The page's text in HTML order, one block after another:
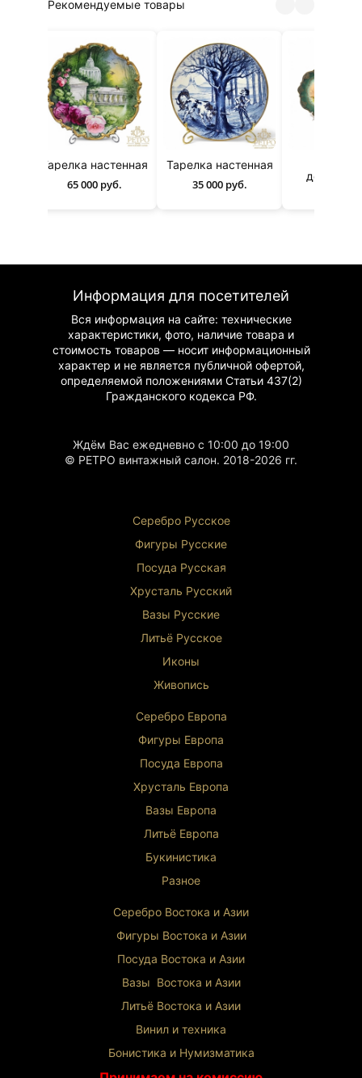
Рекомендуемые товары
Тарелка настенная
65 000 руб.
Тарелка настенная
35 000 руб.
Информация для посетителей
Вся информация на сайте: технические
характеристики, фото, наличие товара и
стоимость товаров — носит информационный
характер и не является публичной офертой,
определяемой положениями Статьи 437(2)
Гражданскогокодекса РФ.
Ждём Вас ежедневно с 10:00 до 19:00
© РЕТРО винтажный салон. 2018-2026 гг.
Серебро Русское
Фигуры Русские
Посуда Русская
Хрусталь Русский
Вазы Русские
Литьё Русское
Иконы
Живопись
Серебро Европа
Фигуры Европа
Посуда Европа
Хрусталь Европа
Вазы Европа
Литьё Европа
Букинистика
Разное
Серебро Востока и Азии
Фигуры Востока и Азии
Посуда Востока и Азии
Вазы Востока и Азии
Литьё Востока и Азии
Винил и техника
Бонистика и Нумизматика